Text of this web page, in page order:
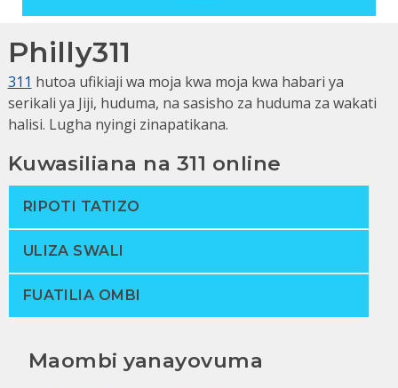
Philly311
311 hutoa ufikiaji wa moja kwa moja kwa habari ya
serikali ya Jiji, huduma, na sasisho za huduma za wakati
halisi. Lugha nyingi zinapatikana.
Kuwasiliana na 311 online
RIPOTI TATIZO
ULIZA SWALI
FUATILIA OMBI
Maombi yanayovuma